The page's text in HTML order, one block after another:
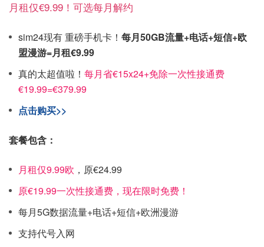
月租仅€9.99！可选每月解约
sim24现有 重磅手机卡！ 每月50GB流量+电话+短信+欧
盟漫游=月租€9.99
真的太超值啦！ 每月省€15x24+免除一次性接通费
€19.99=€379.99
点击购买>>
套餐包含：
月租仅9.99欧 ，原€24.99
原€19.99一次性接通费，现在限时免费！
每月5G数据流量+电话+短信+欧洲漫游
支持代号入网